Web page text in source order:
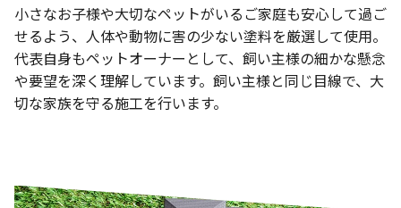
小さなお子様や大切なペットがいるご家庭も安心して過ご
せるよう、人体や動物に害の少ない塗料を厳選して使用。
代表自身もペットオーナーとして、飼い主様の細かな懸念
や要望を深く理解しています。飼い主様と同じ目線で、大
切な家族を守る施工を行います。